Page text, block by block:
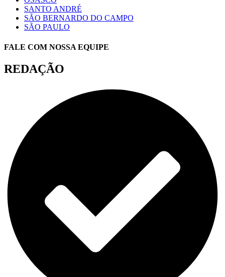
SANTO ANDRÉ
SÃO BERNARDO DO CAMPO
SÃO PAULO
FALE COM NOSSA EQUIPE
REDAÇÃO